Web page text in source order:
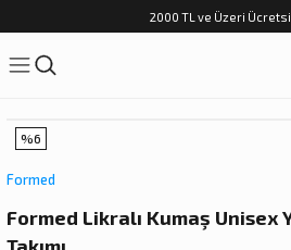
2000 TL ve Üzeri
%6
Formed
Formed Likralı Kumaş Unisex